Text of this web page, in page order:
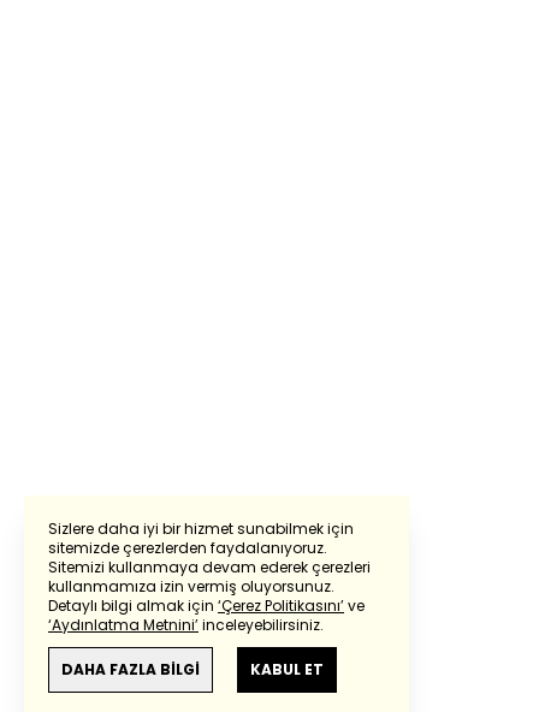
Sizlere daha iyi bir hizmet sunabilmek için
sitemizde çerezlerden faydalanıyoruz.
Sitemizi kullanmaya devam ederek çerezleri
kullanmamıza izin vermiş oluyorsunuz.
Detaylı bilgi almak için ‘Çerez Politikasını’ve
‘Aydınlatma Metnini’inceleyebilirsiniz.
DAHA FAZLA BİLGİ KABUL ET
Powered by Translate
Bu çevirideGoogle Transletekullanılmıştır.
Anlam ve çeviri hatalarından
haberturk.com
sorumlu değildir.